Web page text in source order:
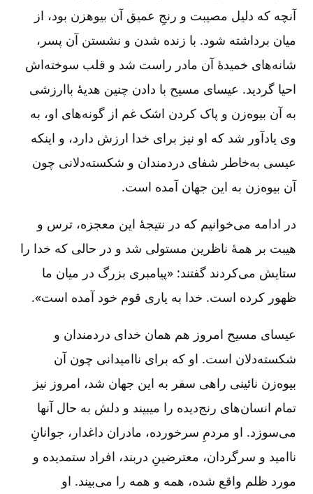
آنچه که دلیل مصیبت و رنجِ عمیق آن بیوه‏زن بود، از
میان برداشته شود. با زنده شدن و نشستن آن پسر،
شانه‌های خمیدۀ آن مادر راست شد و قلب سوخته‌اش
احیا گردید. عیسای مسیح با دادن چنین هدیۀ باارزشی
به آن بیوه‌زن و پاک کردن اشک غم از گونه‌های او، به
وی یادآور شد که او نیز برای خدا ارزش دارد، و اینکه
عیسی به‌خاطر شفای دردمندان و شکسته‌دلانی چون
آن بیوه‌زن به این جهان آمده است.
در ادامه می‌خوانیم که در نتیجۀ این معجزه، ترس و
هیبت بر همۀ ناظرین مستولی شد و در حالی که خدا را
ستایش می‌کردند گفتند: «پیامبری بزرگ در میان ما
ظهور کرده است. خدا به یاری قوم خود آمده است».
عیسای مسیح امروز هم همان خدای دردمندان و
شکسته‌دلان است. او که برای ناامیدانی چون آن
بیوه‌زن نائینی راهی سفر به این جهان شد، امروز نیز
تمام انسان‌های رنج‌دیده را می‏بیند و دلش به حال آنها
می‌سوزد. او مردمِ سرخورده، مادران داغدار، جوانانِ
ناامید و سرگردان، معترضینِ دربند، افراد ستمدیده و
مورد ظلم واقع شده، همه و همه را می‌بیند. او